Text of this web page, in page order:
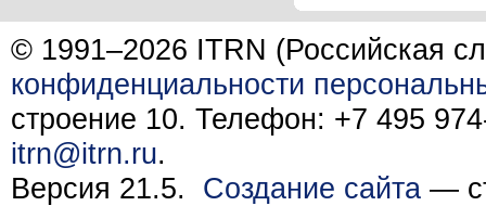
© 1991–2026 ITRN (Российская
конфиденциальности
строение 10. Телефон: +7 495
itrn@itrn.ru.
Версия 21.5. Создание сайта —